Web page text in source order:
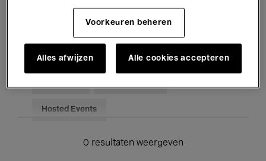
Elektronische Muziek
Voor iedereen Kids’ Palace
Hosted Events
0 resultaten weergeven
Voorkeuren beheren
Alles afwijzen Alle cookies accepteren